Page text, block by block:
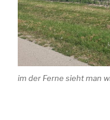
im der Ferne sieht man